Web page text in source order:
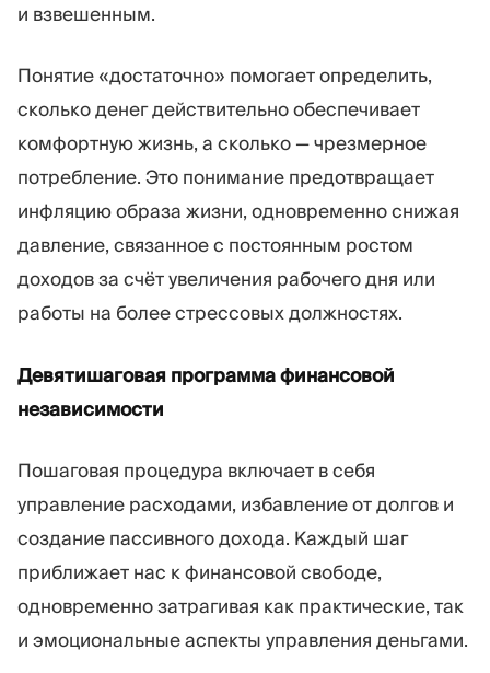
и взвешенным.
Понятие «достаточно» помогает определить,
сколько денег действительно обеспечивает
комфортную жизнь, а сколько — чрезмерное
потребление. Это понимание предотвращает
инфляцию образа жизни, одновременно снижая
давление, связанное с постоянным ростом
доходов за счёт увеличения рабочего дня или
работы на более стрессовых должностях.
Девятишаговая программа финансовой
независимости
Пошаговая процедура включает в себя
управление расходами, избавление от долгов и
создание пассивного дохода. Каждый шаг
приближает нас к финансовой свободе,
одновременно затрагивая как практические, так
и эмоциональные аспекты управления деньгами.